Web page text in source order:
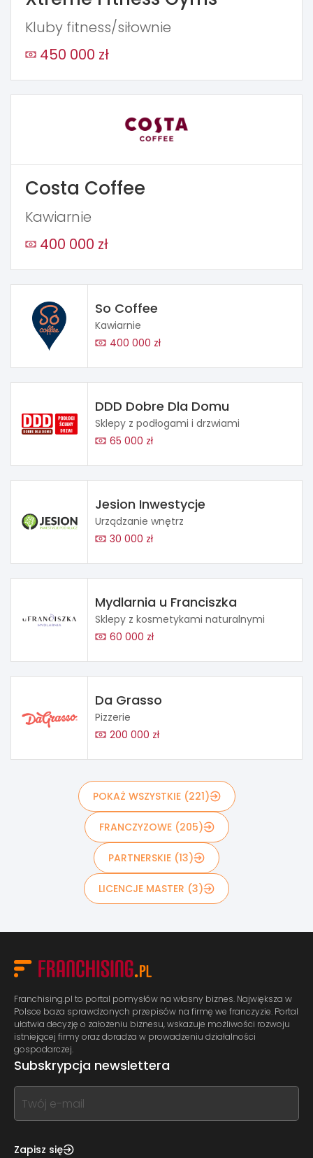
Kluby fitness/siłownie
450 000 zł
Costa Coffee
Kawiarnie
400 000 zł
So Coffee
Kawiarnie
400 000 zł
DDD Dobre Dla Domu
Sklepy z podłogami i drzwiami
65 000 zł
Jesion Inwestycje
Urządzanie wnętrz
30 000 zł
Mydlarnia u Franciszka
Sklepy z kosmetykami naturalnymi
60 000 zł
Da Grasso
Pizzerie
200 000 zł
POKAŻ WSZYSTKIE (221)
FRANCZYZOWE (205)
PARTNERSKIE (13)
LICENCJE MASTER (3)
Franchising.pl to portal pomysłów na własny biznes. Największa w
Polsce baza sprawdzonych przepisów na firmę we franczyzie. Portal
ułatwia decyzję o założeniu biznesu, wskazuje możliwości rozwoju
istniejącej firmy oraz doradza w prowadzeniu działalności
gospodarczej.
Subskrypcja newslettera
If
you
this,
Zapisz się